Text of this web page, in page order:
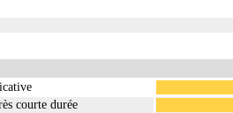
courte durée